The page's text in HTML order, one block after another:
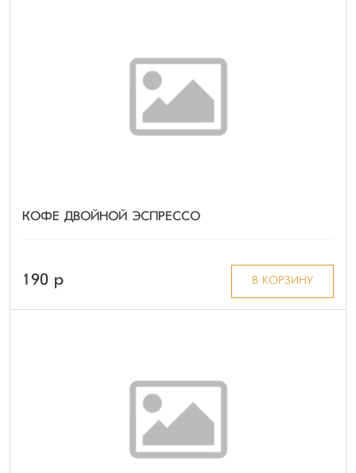
КОФЕ ДВОЙНОЙ ЭСПРЕССО
190 p В КОРЗИНУ